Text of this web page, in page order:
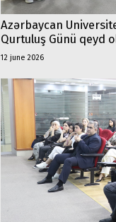
Azərbaycan
Qurtuluş Günü qeyd
12 june 2026